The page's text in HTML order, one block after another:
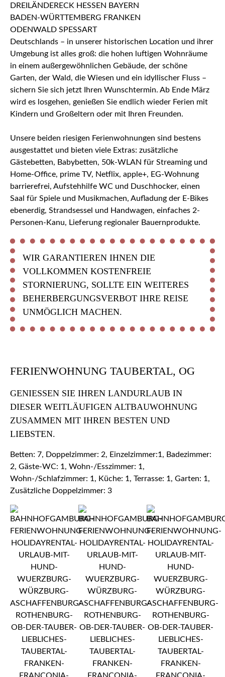
Deutschlands – in unserer historischen Location und ihrer
Umgebung ist alles groß: die hohen luftigen Wohnräume
in einem außergewöhnlichen Gebäude, der schöne
Garten, der Wald, die Wiesen und ein idyllischer Fluss –
sichern Sie sich jetzt Ihren Wunschtermin. Ab Ende März
wird es losgehen, genießen Sie endlich wieder Ferien mit
Kindern und Großeltern oder mit Ihren Freunden.
Unsere beiden riesigen Ferienwohnungen sind bestens
ausgestattet und bieten viele Extras: zusätzliche
Gästebetten, Babybetten, 50k-WLAN für Streaming und
Home-Office, prime TV, Netflix, apple+, EG-Wohnung
barrierefrei, Aufstehhilfe WC und Duschhocker, einen
Saal für Spiele und Musikmachen, Aufladung der E-Bikes
ebenerdig, Strandsessel und Handwagen, einfaches 2-
Personen-Kanu, Lieferung regionaler Bauernprodukte.
WIR GARANTIEREN IHNEN DIE
VOLLKOMMEN KOSTENFREIE
STORNIERUNG, SOLLTE EIN WEITERES
BEHERBERGUNGSVERBOT IHRE REISE
UNMÖGLICH MACHEN.
FERIENWOHNUNG TAUBERTAL, OG
GENIESSEN SIE IHREN LANDURLAUB IN D
IESER WEITLÄUFIGEN ALTBAUWOHNUNG Z
USAMMEN MIT IHREN BESTEN UND L
IEBSTEN.
Betten: 7, Doppelzimmer: 2, Einzelzimmer:1, Badezimmer:
2, Gäste-WC: 1, Wohn-/Esszimmer: 1,
Wohn-/Schlafzimmer: 1, Küche: 1, Terrasse: 1, Garten: 1,
Zusätzliche Doppelzimmer: 3